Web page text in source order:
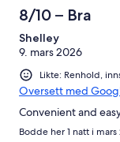
8/10 – Bra
Shelley
9. mars 2026
Likte: Renhold,
Oversett med
Convenient and
Bodde her 1 natt i